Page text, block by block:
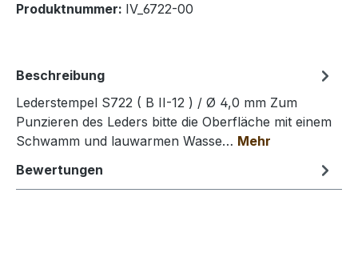
Produktnummer: IV_6722-00
Beschreibung
Lederstempel S722 ( B II-12 ) / Ø 4,0 mm Zum
Punzieren des Leders bitte die Oberfläche mit einem
Schwamm und lauwarmen Wasse… Mehr
Bewertungen